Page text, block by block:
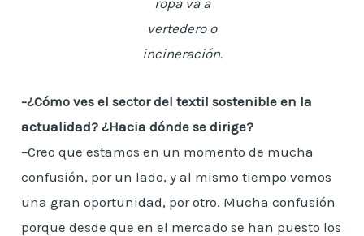
ropa va a
vertedero o
incineración.
-¿Cómo ves el sector del textil sostenible en la
actualidad? ¿Hacia dónde se dirige?
–Creo que estamos en un momento de mucha
confusión, por un lado, y al mismo tiempo vemos
una gran oportunidad, por otro. Mucha confusión
porque desde que en el mercado se han puesto los